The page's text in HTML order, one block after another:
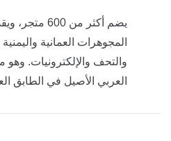
يضم أكثر من
المجوهرات العمانية
والتحف والإلكترونيات. وهو
العربي الأصيل في الطابق